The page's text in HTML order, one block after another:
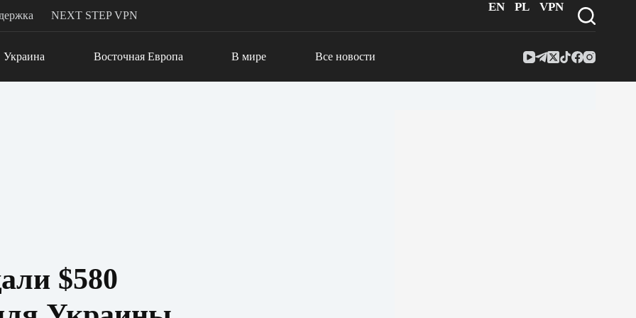
NEXT STEP VPN
EN PL VPN
Украина Восточная Европа В мире Все новости
$580